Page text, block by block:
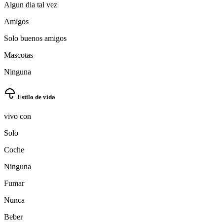
Algun dia tal vez
Amigos
Solo buenos amigos
Mascotas
Ninguna
Estilo de vida
vivo con
Solo
Coche
Ninguna
Fumar
Nunca
Beber